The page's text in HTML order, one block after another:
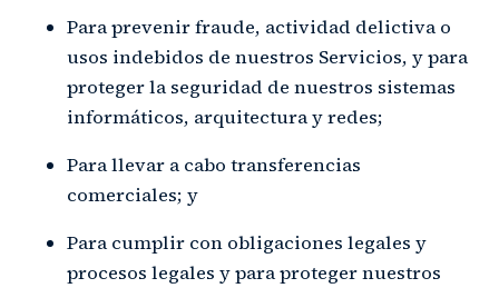
Para prevenir fraude, actividad delictiva o
usos indebidos de nuestros Servicios, y para
proteger la seguridad de nuestros sistemas
informáticos, arquitectura y redes;
Para llevar a cabo transferencias
comerciales; y
Para cumplir con obligaciones legales y
procesos legales y para proteger nuestros